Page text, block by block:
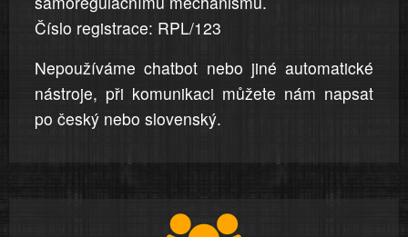
Číslo registrace: RPL/123
Nepoužíváme chatbot nebo jiné automatické
nástroje, při komunikaci můžete nám napsat
po český nebo slovenský.